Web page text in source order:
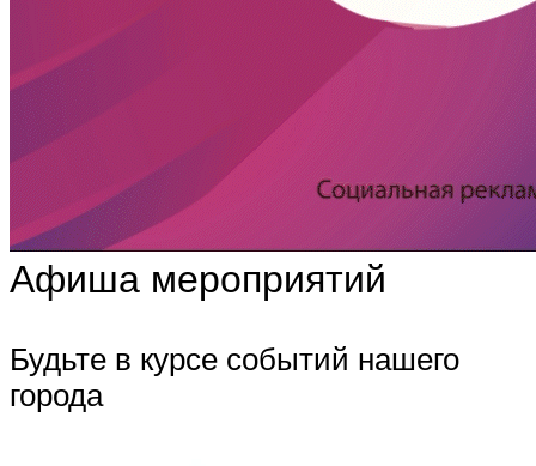
Афиша мероприятий
Будьте в курсе событий нашего
города